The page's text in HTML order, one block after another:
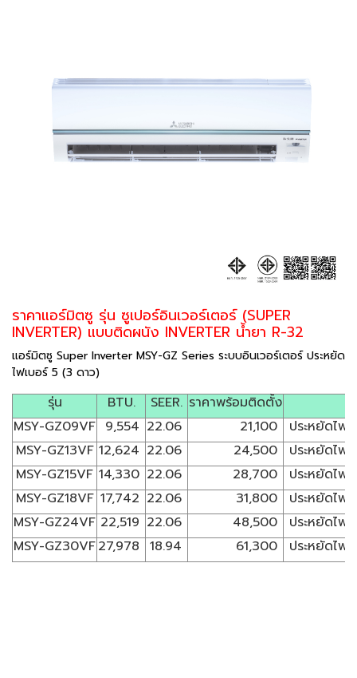
ราคาแอร์มิตซู รุ่น ซูเปอร์อินเวอร์เตอร์ (SUPER
INVERTER) แบบติดผนัง INVERTER น้ำยา R-32
แอร์มิตซู Super Inverter MSY-GZ Series ระบบอินเวอร์เตอร์ ประหยัด
ไฟเบอร์ 5 (3 ดาว)
รุ่น BTU. SEER. ราคาพร้อมติดตั้ง
MSY-GZ09VF 9,554 22.06 21,100
ประหยัดไฟ
MSY-GZ13VF 12,624 22.06 24,500
ประหยัดไฟ
MSY-GZ15VF 14,330 22.06 28,700
ประหยัดไฟ
MSY-GZ18VF 17,742 22.06 31,800
ประหยัดไฟ
MSY-GZ24VF 22,519 22.06 48,500
ประหยัดไฟ
MSY-GZ30VF27,978 18.94 61,300 ประหยัดไฟ